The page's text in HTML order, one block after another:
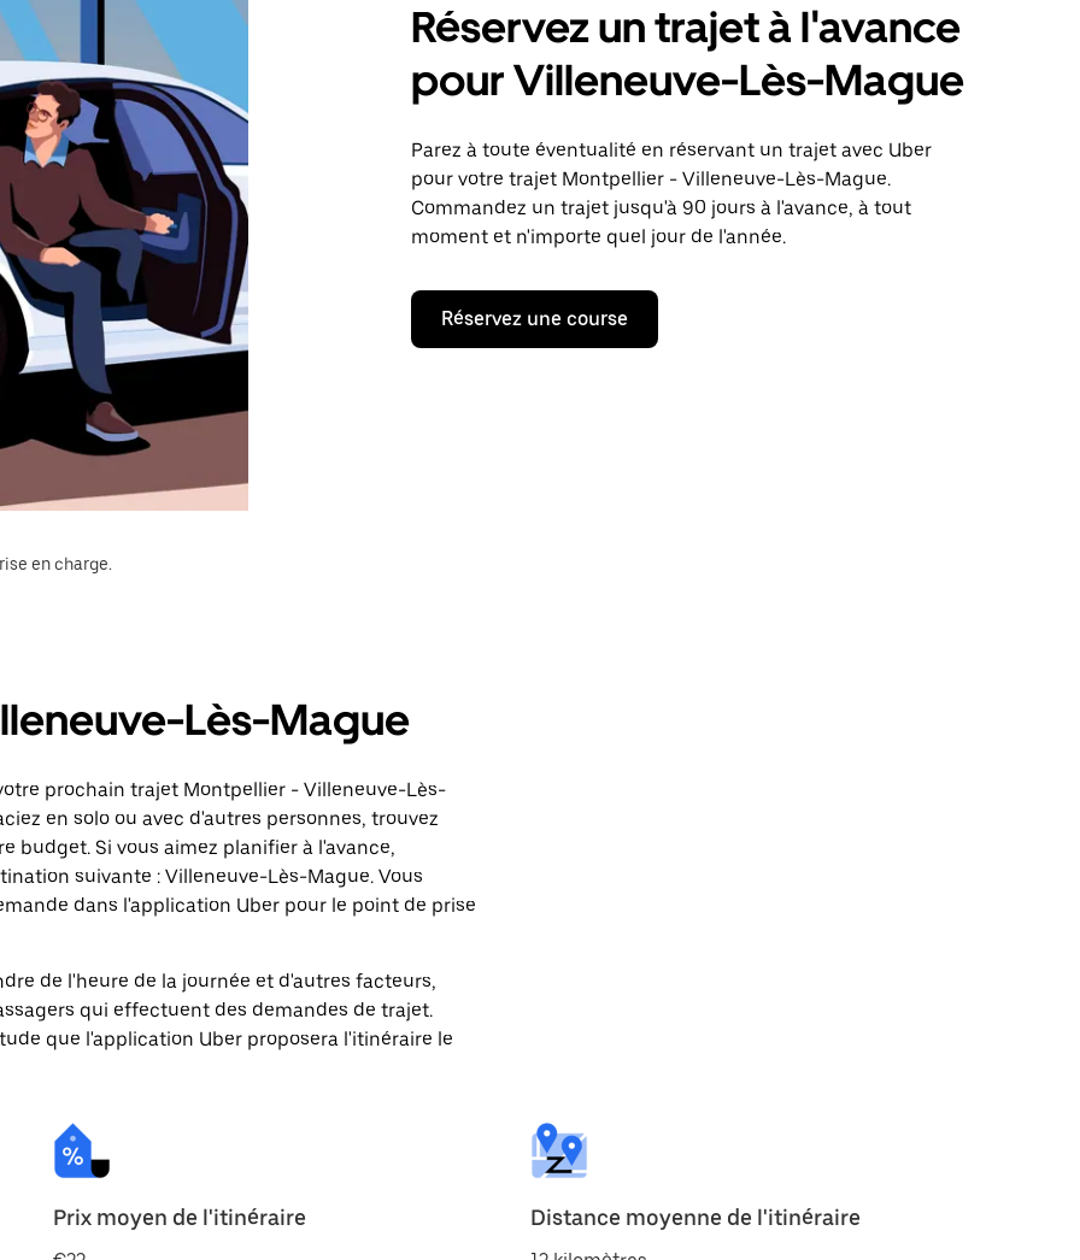
Réservez un trajet à l'avance
pour Villeneuve-Lès-Mague
Parez à toute éventualité en réservant un trajet avec Uber
pour votre trajet Montpellier - Villeneuve-Lès-Mague.
Commandez un trajet jusqu'à 90 jours à l'avance, à tout
moment et n'importe quel jour de l'année.
Réservez une course
en charge.
Lès-Mague
prochain trajet Montpellier - Villeneuve-Lès-
en solo ou avec d'autres personnes, trouvez
budget. Si vous aimez planifier à l'avance,
suivante : Villeneuve-Lès-Mague. Vous
dans l'application Uber pour le point de prise
de l'heure de la journée et d'autres facteurs,
qui effectuent des demandes de trajet.
que l'application Uber proposera l'itinéraire le
Prix moyen de l'itinéraire Distance moyenne de l'itinéraire